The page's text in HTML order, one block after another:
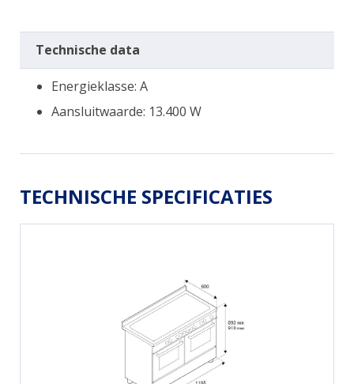
Technische data
Energieklasse: A
Aansluitwaarde: 13.400 W
TECHNISCHE SPECIFICATIES